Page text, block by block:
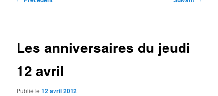
Les anniversaires du jeudi
12 avril
Publié le12 avril 2012